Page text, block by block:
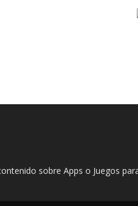
sobre Apps o Juegos